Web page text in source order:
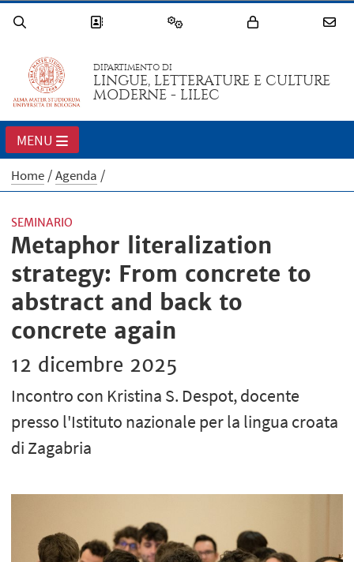
DIPARTIMENTO DI
LINGUE, LETTERATURE E CULTURE
MODERNE - LILEC
MENU
Home Agenda
SEMINARIO
Metaphor literalization
strategy: From concrete to
abstract and back to
concrete again
12 dicembre 2025
Incontro con Kristina S. Despot, docente
presso l'Istituto nazionale per la lingua croata
di Zagabria